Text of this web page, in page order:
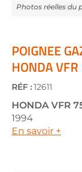
the
beginning
of
the
images
gallery
POIGNEE
HONDA
RÉF :12611
HONDA VFR
1994
En savoir +